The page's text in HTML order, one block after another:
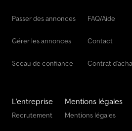
Passer des annonces
Gérer les annonces
Sceau de confiance
FAQ/Aide
Contact
Contrat
L'entreprise
Recrutement
Mentions légales
Mentions légales